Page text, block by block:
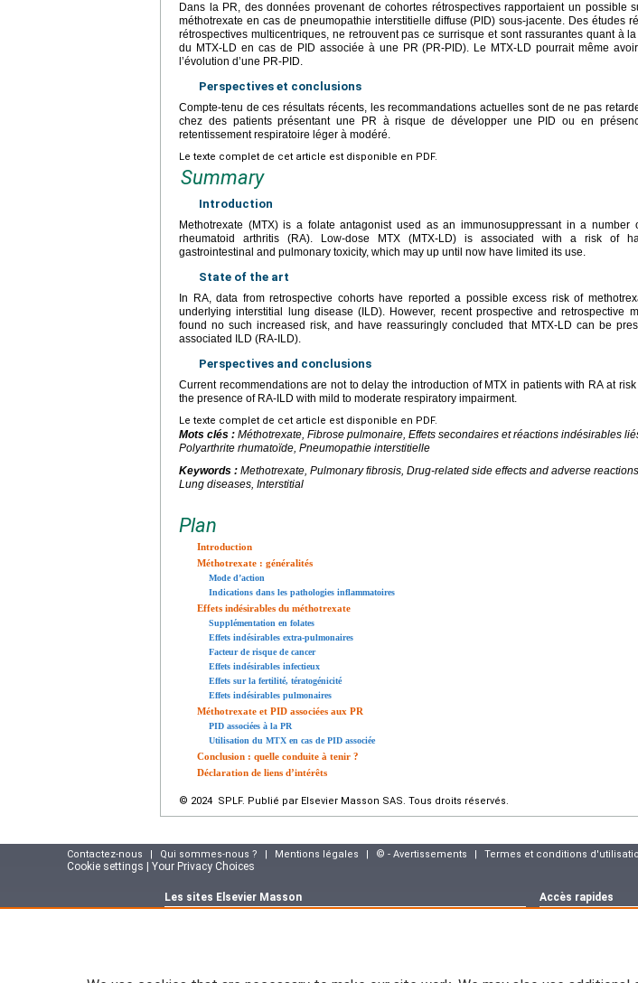
Dans la PR, des données provenant de cohortes rétrospectives rapportaient un possible
méthotrexate en cas de pneumopathie interstitielle diffuse (PID) sous-jacente. Des études
rétrospectives multicentriques, ne retrouvent pas ce surrisque et sont rassurantes quant à
du MTX-LD en cas de PID associée à une PR (PR-PID). Le MTX-LD pourrait même
l’évolution d’une PR-PID.
Perspectives et conclusions
Compte-tenu de ces résultats récents, les recommandations actuelles sont de ne pas
chez des patients présentant une PR à risque de développer une PID ou en
retentissement respiratoire léger à modéré.
Le texte complet de cet article est disponible en PDF.
Summary
Introduction
Methotrexate (MTX) is a folate antagonist used as an immunosuppressant in a number
rheumatoid arthritis (RA). Low-dose MTX (MTX-LD) is associated with a risk of
gastrointestinal and pulmonary toxicity, which may up until now have limited its use.
State of the art
In RA, data from retrospective cohorts have reported a possible excess risk of
underlying interstitial lung disease (ILD). However, recent prospective and retrospective
found no such increased risk, and have reassuringly concluded that MTX-LD can be
associated ILD (RA-ILD).
Perspectives and conclusions
Current recommendations are not to delay the introduction of MTX in patients with RA at
the presence of RA-ILD with mild to moderate respiratory impairment.
Le texte complet de cet article est disponible en PDF.
Mots clés : Méthotrexate, Fibrose pulmonaire, Effets secondaires et réactions indésirables
Polyarthrite rhumatoïde, Pneumopathie interstitielle
Keywords : Methotrexate, Pulmonary fibrosis, Drug-related side effects and adverse
Lung diseases, Interstitial
Plan
Introduction
Méthotrexate : généralités
Mode d’action
Indications dans les pathologies inflammatoires
Effets indésirables du méthotrexate
Supplémentation en folates
Effets indésirables extra-pulmonaires
Facteur de risque de cancer
Effets indésirables infectieux
Effets sur la fertilité, tératogénicité
Effets indésirables pulmonaires
Méthotrexate et PID associées aux PR
PID associées à la PR
Utilisation du MTX en cas de PID associée
Conclusion : quelle conduite à tenir ?
Déclaration de liens d’intérêts
© 2024 SPLF. Publié par Elsevier Masson SAS. Tous droits réservés.
Contactez-nous Qui sommes-nous ? Mentions légales © - Avertissements Termes et conditions
Cookie settings | Your Privacy Choices
Les sites Elsevier Masson Accès rapides
EM-CONSULTE.COM